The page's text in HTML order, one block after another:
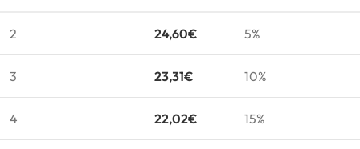
2 24,60€ 5%
3 23,31€ 10%
4 22,02€ 15%